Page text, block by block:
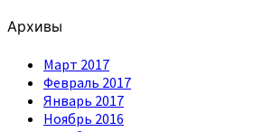
Архивы
Март 2017
Февраль 2017
Январь 2017
Ноябрь 2016